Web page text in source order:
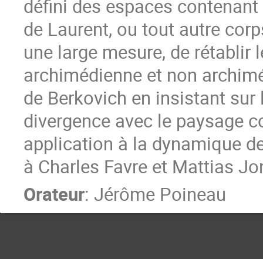
défini des espaces
de Laurent, ou tout autre
une large mesure, de rétablir
archimédienne et non
de Berkovich en insistant
divergence avec le paysage
application à la dynamique
à Charles Favre et Mattias
Orateur: Jérôme Poineau